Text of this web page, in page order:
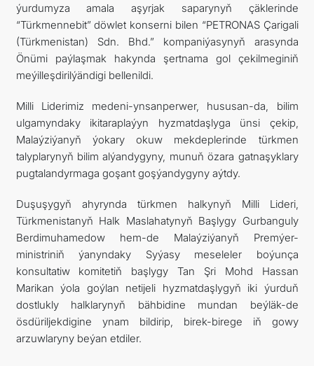
ýurdumyza amala aşyrjak saparynyň çäklerinde
“Türkmennebit” döwlet konserni bilen “PETRONAS Çarigali
(Türkmenistan) Sdn. Bhd.” kompaniýasynyň arasynda
Önümi paýlaşmak hakynda şertnama gol çekilmeginiň
meýilleşdirilýändigi bellenildi.
Milli Liderimiz medeni-ynsanperwer, hususan-da, bilim
ulgamyndaky ikitaraplaýyn hyzmatdaşlyga ünsi çekip,
Malaýziýanyň ýokary okuw mekdeplerinde türkmen
talyplarynyň bilim alýandygyny, munuň özara gatnaşyklary
pugtalandyrmaga goşant goşýandygyny aýtdy.
Duşuşygyň ahyrynda türkmen halkynyň Milli Lideri,
Türkmenistanyň Halk Maslahatynyň Başlygy Gurbanguly
Berdimuhamedow hem-de Malaýziýanyň Premýer-
ministriniň ýanyndaky Syýasy meseleler boýunça
konsultatiw komitetiň başlygy Tan Şri Mohd Hassan
Marikan ýola goýlan netijeli hyzmatdaşlygyň iki ýurduň
dostlukly halklarynyň bähbidine mundan beýläk-de
ösdüriljekdigine ynam bildirip, birek-birege iň gowy
arzuwlaryny beýan etdiler.